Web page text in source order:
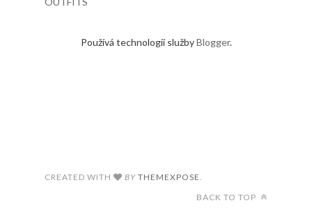
Používá technologii službyBlogger.
CREATED WITH BY THEMEXPOSE.
BACK TO TOP